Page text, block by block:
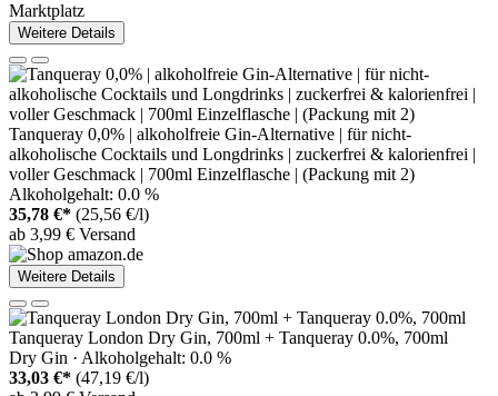
Marktplatz
Weitere Details
Tanqueray 0,0% | alkoholfreie Gin-Alternative | für nicht-
alkoholische Cocktails und Longdrinks | zuckerfrei & kalorienfrei |
voller Geschmack | 700ml Einzelflasche | (Packung mit 2)
Alkoholgehalt: 0.0 %
35,78 €* (25,56 €/l)
ab 3,99 € Versand
Weitere Details
Tanqueray London Dry Gin, 700ml + Tanqueray 0.0%, 700ml
Dry Gin · Alkoholgehalt: 0.0 %
33,03 €* (47,19 €/l)